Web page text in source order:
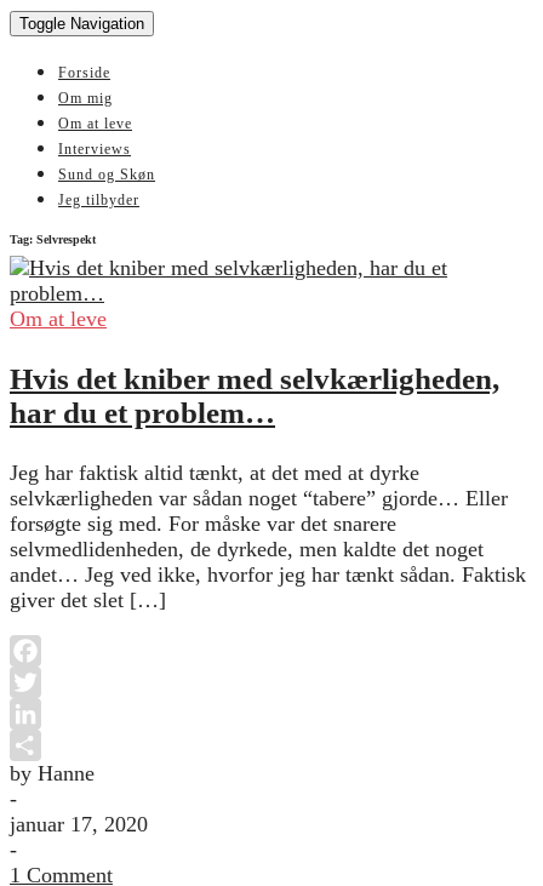
Toggle Navigation
Forside
Om mig
Om at leve
Interviews
Sund og Skøn
Jeg tilbyder
Tag: Selvrespekt
Om at leve
Hvis det kniber med selvkærligheden,
har du et problem…
Jeg har faktisk altid tænkt, at det med at dyrke
selvkærligheden var sådan noget “tabere” gjorde… Eller
forsøgte sig med. For måske var det snarere
selvmedlidenheden, de dyrkede, men kaldte det noget
andet… Jeg ved ikke, hvorfor jeg har tænkt sådan. Faktisk
giver det slet […]
Facebook
Twitter
LinkedIn
Share
by Hanne
-
januar 17, 2020
-
1 Comment